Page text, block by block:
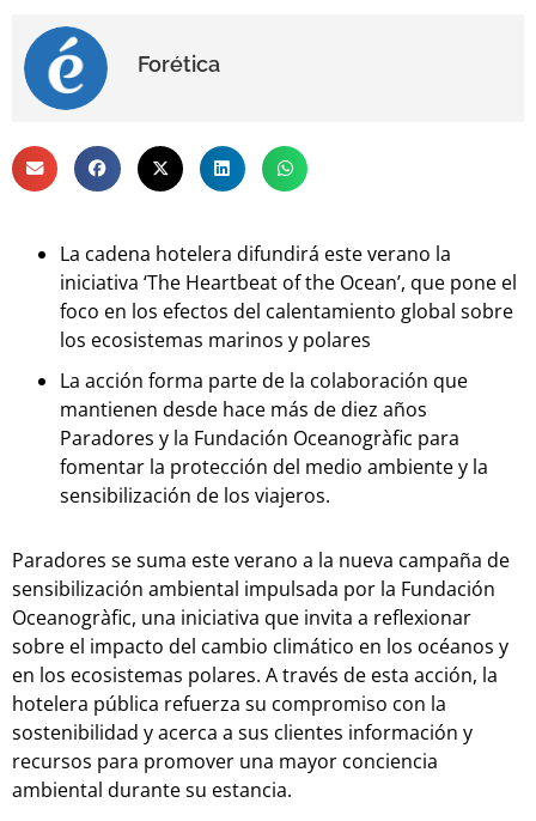
Forética
La cadena hotelera difundirá este verano la
iniciativa ‘The Heartbeat of the Ocean’, que pone el
foco en los efectos del calentamiento global sobre
los ecosistemas marinos y polares
La acción forma parte de la colaboración que
mantienen desde hace más de diez años
Paradores y la Fundación Oceanogràfic para
fomentar la protección del medio ambiente y la
sensibilización de los viajeros.
Paradores se suma este verano a la nueva campaña de
sensibilización ambiental impulsada por la Fundación
Oceanogràfic, una iniciativa que invita a reflexionar
sobre el impacto del cambio climático en los océanos y
en los ecosistemas polares. A través de esta acción, la
hotelera pública refuerza su compromiso con la
sostenibilidad y acerca a sus clientes información y
recursos para promover una mayor conciencia
ambiental durante su estancia.